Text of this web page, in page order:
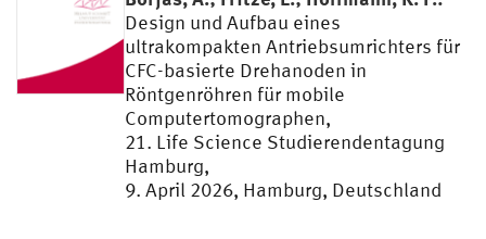
Design und Aufbau eines
ultrakompakten Antriebsumrichters für
CFC-basierte Drehanoden in
Röntgenröhren für mobile
Computertomographen,
21. Life Science Studierendentagung
Hamburg,
9. April 2026, Hamburg, Deutschland